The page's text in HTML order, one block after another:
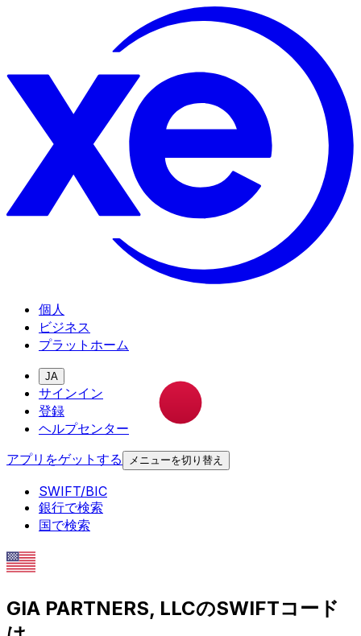
個人
ビジネス
プラットホーム
JA
サインイン
登録
ヘルプセンター
アプリをゲットする
メニューを切り替え
SWIFT/BIC
銀行で検索
国で検索
GIA PARTNERS, LLCのSWIFTコード